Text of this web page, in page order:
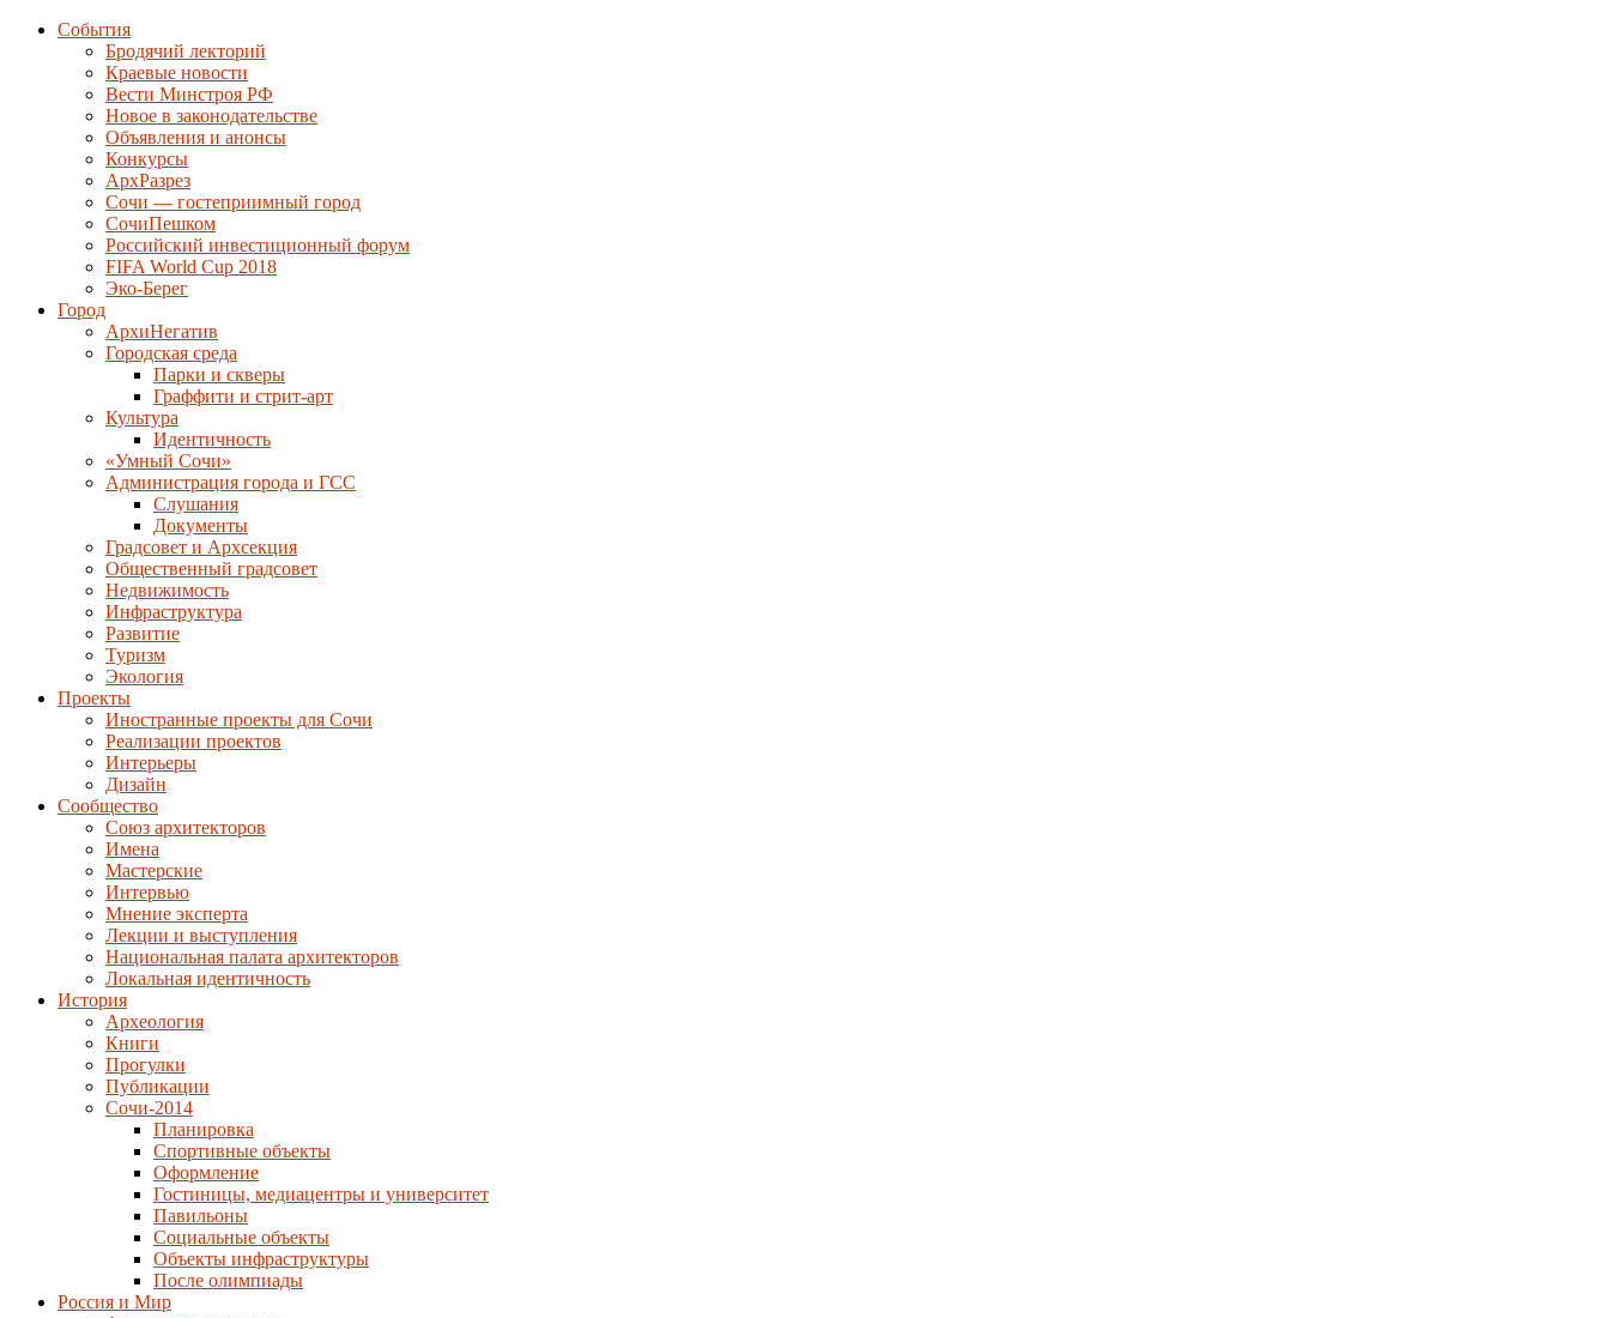
События
Бродячий лекторий
Краевые новости
Вести Минстроя РФ
Новое в законодательстве
Объявления и анонсы
Конкурсы
АрхРазрез
Сочи — гостеприимный город
СочиПешком
Российский инвестиционный форум
FIFA World Cup 2018
Эко-Берег
Город
АрхиНегатив
Городская среда
Парки и скверы
Граффити и стрит-арт
Культура
Идентичность
«Умный Сочи»
Администрация города и ГСС
Слушания
Документы
Градсовет и Архсекция
Общественный градсовет
Недвижимость
Инфраструктура
Развитие
Туризм
Экология
Проекты
Иностранные проекты для Сочи
Реализации проектов
Интерьеры
Дизайн
Сообщество
Союз архитекторов
Имена
Мастерские
Интервью
Мнение эксперта
Лекции и выступления
Национальная палата архитекторов
Локальная идентичность
История
Археология
Книги
Прогулки
Публикации
Сочи-2014
Планировка
Спортивные объекты
Оформление
Гостиницы, медиацентры и университет
Павильоны
Социальные объекты
Объекты инфраструктуры
После олимпиады
Россия и Мир